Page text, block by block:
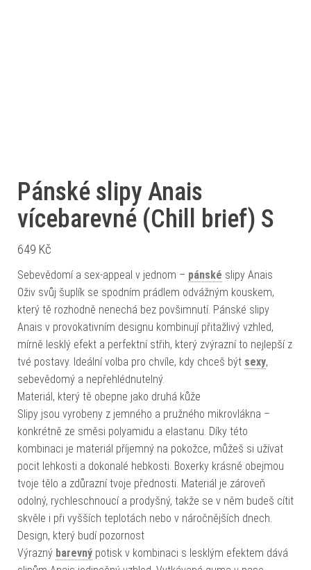
Pánské slipy Anais
vícebarevné (Chill brief) S
649 Kč
Sebevědomí a sex-appeal v jednom – pánské slipy Anais
Oživ svůj šuplík se spodním prádlem odvážným kouskem,
který tě rozhodně nenechá bez povšimnutí. Pánské slipy
Anais v provokativním designu kombinují přitažlivý vzhled,
mírně lesklý efekt a perfektní střih, který zvýrazní to nejlepší z
tvé postavy. Ideální volba pro chvíle, kdy chceš být sexy,
sebevědomý a nepřehlédnutelný.
Materiál, který tě obepne jako druhá kůže
Slipy jsou vyrobeny z jemného a pružného mikrovlákna –
konkrétně ze směsi polyamidu a elastanu. Díky této
kombinaci je materiál příjemný na pokožce, můžeš si užívat
pocit lehkosti a dokonalé hebkosti. Boxerky krásně obejmou
tvoje tělo a zdůrazní tvoje přednosti. Materiál je zároveň
odolný, rychleschnoucí a prodyšný, takže se v něm budeš cítit
skvěle i při vyšších teplotách nebo v náročnějších dnech.
Design, který budí pozornost
Výrazný barevný potisk v kombinaci s lesklým efektem dává